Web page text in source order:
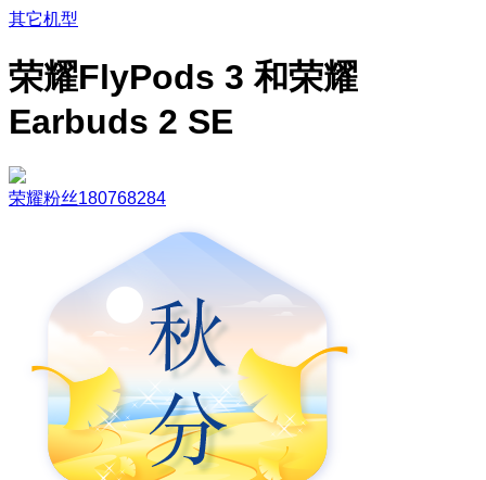
其它机型
荣耀FlyPods 3 和荣耀
Earbuds 2 SE
荣耀粉丝180768284